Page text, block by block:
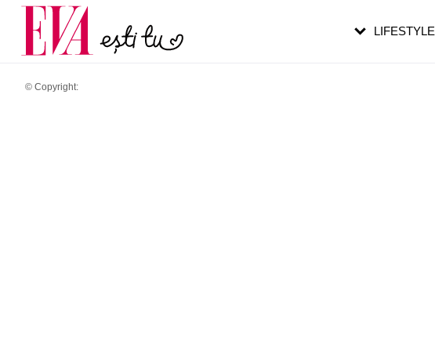
© Copyright:
LIFESTYLE
Carieră
Actualitate
pe măsură ce înaintezi în vârstă